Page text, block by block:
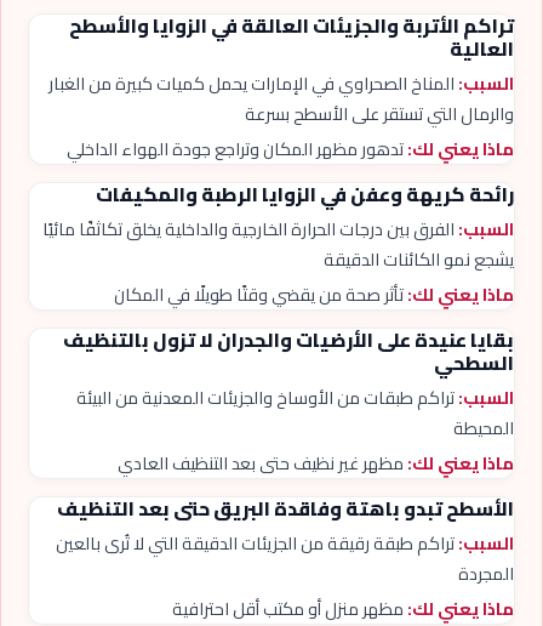
تراكم الأتربة والجزيئات العالقة في الزوايا والأسطح
العالية
السبب:المناخ الصحراوي في الإمارات يحمل كميات كبيرة من الغبار
والرمال التي تستقر على الأسطح بسرعة
ماذا يعني لك:تدهور مظهر المكان وتراجع جودة الهواء الداخلي
رائحة كريهة وعفن في الزوايا الرطبة والمكيفات
السبب:الفرق بين درجات الحرارة الخارجية والداخلية يخلق تكاثفًا مائيًا
يشجع نمو الكائنات الدقيقة
ماذا يعني لك:تأثر صحة من يقضي وقتًا طويلًا في المكان
بقايا عنيدة على الأرضيات والجدران لا تزول بالتنظيف
السطحي
السبب:تراكم طبقات من الأوساخ والجزيئات المعدنية من البيئة
المحيطة
ماذا يعني لك:مظهر غير نظيف حتى بعد التنظيف العادي
الأسطح تبدو باهتة وفاقدة البريق حتى بعد التنظيف
السبب:تراكم طبقة رقيقة من الجزيئات الدقيقة التي لا تُرى بالعين
المجردة
ماذا يعني لك:مظهر منزل أو مكتب أقل احترافية